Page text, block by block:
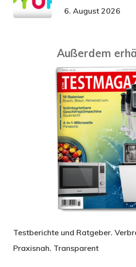
6. August 2026
Außerdem
Testberichte und Ratgeber.
Praxisnah. Transparent